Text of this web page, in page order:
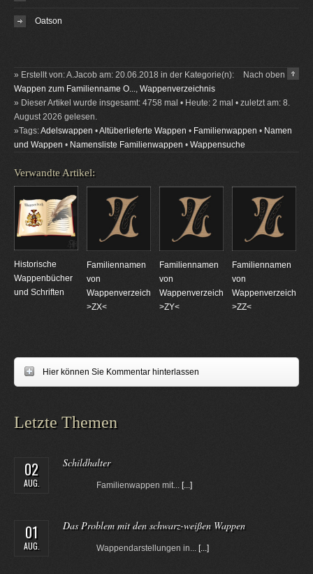
Oatson
Nach oben
» Erstellt von: A.Jacob am: 20.06.2018 in der Kategorie(n):
Wappen zum Familienname O..., Wappenverzeichnis
» Dieser Artikel wurde insgesamt: 4758 mal • Heute: 2 mal • zuletzt am: 8.
August 2026 gelesen.
»Tags:Adelswappen •Altüberlieferte Wappen • Familienwappen • Namen
und Wappen • Namensliste Familienwappen • Wappensuche
Verwandte Artikel:
Historische
Wappenbücher
und Schriften
Familiennamen
von
Wappenverzeichnungen
>ZX<
Familiennamen
von
Wappenverzeichnungen
>ZY<
Familiennamen
von
>ZZ<
Hier können Sie Kommentar hinterlassen
Letzte Themen
02
AUG.
Schildhalter
Familienwappen mit... [...]
01
AUG.
Das Problem mit den schwarz-weißen Wappen
Wappendarstellungen in... [...]